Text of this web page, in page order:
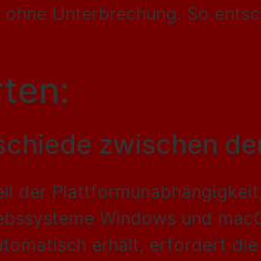
Unterbrechung. So
zwischen
der
Windows und
erhält, erfordert